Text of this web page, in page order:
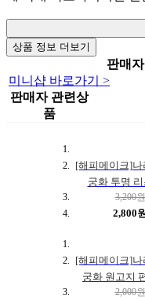
상품 정보 더보기
판매
미니샵 바로가기 >
판매자 관련상
품
[해피메이크]나
궁화 투명
3,200원
2,800
[해피메이크]나
궁화 원고지
2,000원